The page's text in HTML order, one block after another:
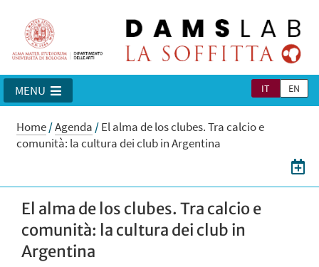
IT EN
MENU
Home/Agenda /El alma de los clubes. Tra calcio e
comunità: la cultura dei club in Argentina
El alma de los clubes. Tra calcio e
comunità: la cultura dei club in
Argentina